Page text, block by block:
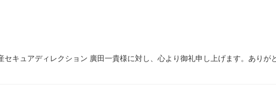
セキュアディレクション 廣田一貴様に対し、心より御礼申し上げます。ありが